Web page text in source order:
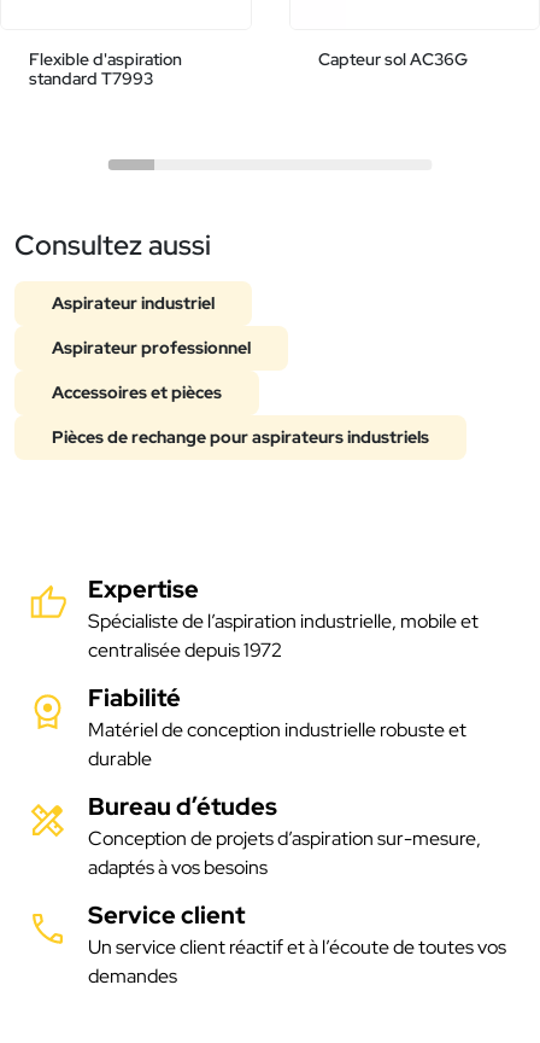
Flexible d'aspiration
standard T7993
Capteur sol AC36G
Consultez aussi
Aspirateur industriel
Aspirateur professionnel
Accessoires et pièces
Pièces de rechange pour aspirateurs industriels
Expertise
Spécialiste de l’aspiration industrielle, mobile et
centralisée depuis 1972
Fiabilité
Matériel de conception industrielle robuste et
durable
Bureau d’études
Conception de projets d’aspiration sur-mesure,
adaptés à vos besoins
Service client
Un service client réactif et à l’écoute de toutes vos
demandes